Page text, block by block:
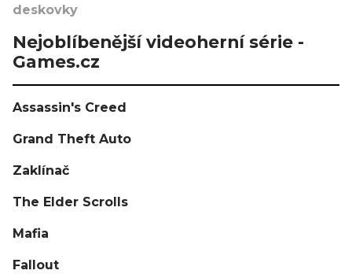
deskovky
Nejoblíbenější videoherní série -
Games.cz
Assassin's Creed
Grand Theft Auto
Zaklínač
The Elder Scrolls
Mafia
Fallout